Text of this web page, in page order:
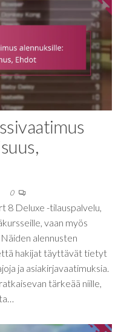
0
8 Deluxe -tilauspalvelu,
vaan myös
alennusten
hakijat täyttävät tietyt
ja asiakirjavaatimuksia.
tärkeää niille,